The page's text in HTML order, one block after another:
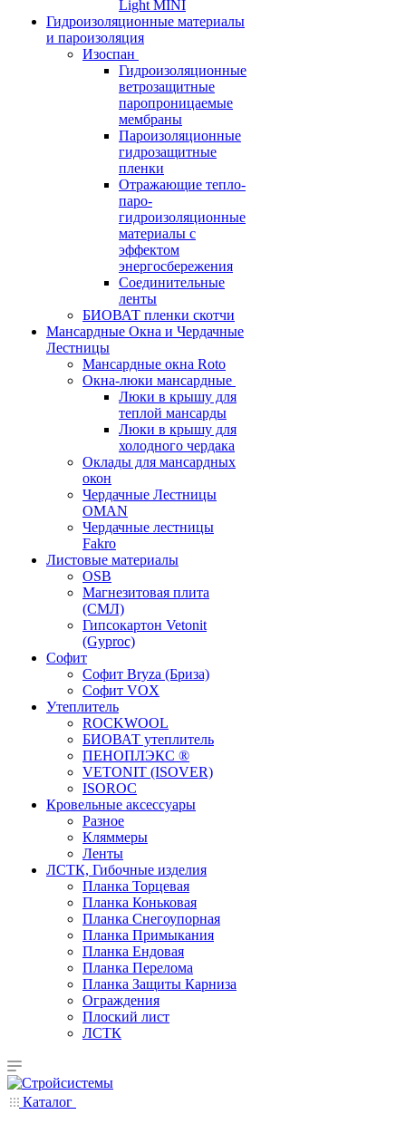
Light MINI
Гидроизоляционные материалы
и пароизоляция
Изоспан
Гидроизоляционные
ветрозащитные
паропроницаемые
мембраны
Пароизоляционные
гидрозащитные
пленки
Отражающие тепло-
паро-
гидроизоляционные
материалы с
эффектом
энергосбережения
Соединительные
ленты
БИОВАТ пленки скотчи
Мансардные Окна и Чердачные
Лестницы
Мансардные окна Roto
Окна-люки мансардные
Люки в крышу для
теплой мансарды
Люки в крышу для
холодного чердака
Оклады для мансардных
окон
Чердачные Лестницы
OMAN
Чердачные лестницы
Fakro
Листовые материалы
OSB
Магнезитовая плита
(СМЛ)
Гипсокартон Vetonit
(Gyproc)
Софит
Софит Bryza (Бриза)
Софит VOX
Утеплитель
ROCKWOOL
БИОВАТ утеплитель
ПЕНОПЛЭКС ®
VETONIT (ISOVER)
ISOROC
Кровельные аксессуары
Разное
Кляммеры
Ленты
ЛСТК, Гибочные изделия
Планка Торцевая
Планка Коньковая
Планка Снегоупорная
Планка Примыкания
Планка Ендовая
Планка Перелома
Планка Защиты Карниза
Ограждения
Плоский лист
ЛСТК
Каталог